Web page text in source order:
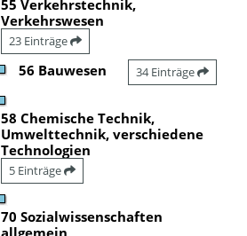
55 Verkehrstechnik,
Verkehrswesen
23 Einträge
56 Bauwesen 34 Einträge
58 Chemische Technik,
Umwelttechnik, verschiedene
Technologien
5 Einträge
70 Sozialwissenschaften
allgemein